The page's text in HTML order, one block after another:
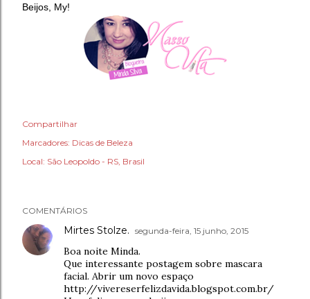
Beijos, My!
Compartilhar
Marcadores: Dicas de Beleza
Local: São Leopoldo - RS, Brasil
COMENTÁRIOS
Mirtes Stolze. segunda-feira, 15 junho, 2015
Boa noite Minda.
Que interessante postagem sobre mascara
facial. Abrir um novo espaço
http://vivereserfelizdavida.blogspot.com.br/